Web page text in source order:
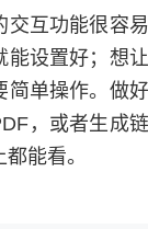
交互功能很容
能设置好；想
简单操作。做
，或者生成
能看。